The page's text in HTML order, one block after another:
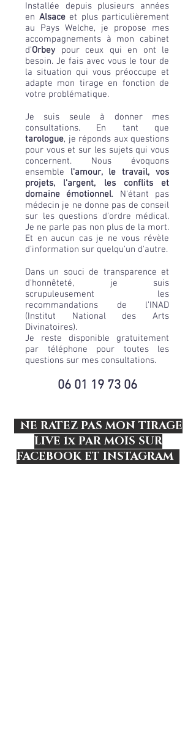
Installée depuis plusieurs années
en Alsaceet plus particulièrement
au Pays Welche, je propose mes
accompagnements à mon cabinet
d'Orbey pour ceux qui en ont le
besoin. Je fais avec vous le tour de
la situation qui vous préoccupe et
adapte mon tirage en fonction de
votre problématique.
Je suis seule à donner mes
consultations. En tant que
tarologue, je réponds aux questions
pour vous et sur les sujets qui vous
concernent. Nous évoquons
ensemble l'amour, le travail, vos
projets, l'argent, les conflits et
domaine émotionnel. N'étant pas
médecin je ne donne pas de conseil
sur les questions d'ordre médical.
Je ne parle pas non plus de la mort.
Et en aucun cas je ne vous révèle
d'information sur quelqu'un d'autre.
Dans un souci de transparence et
d'honnêteté, je suis
scrupuleusement les
recommandations de l’INAD
(Institut National des Arts
Divinatoires).
Je reste disponible gratuitement
par téléphone pour toutes les
questions sur mes consultations.
06 01 19 73 06
NE RATEZ PAS MON TIRAGE
LIVE 1x PAR MOIS SUR
FACEBOOK ET INSTAGRAM